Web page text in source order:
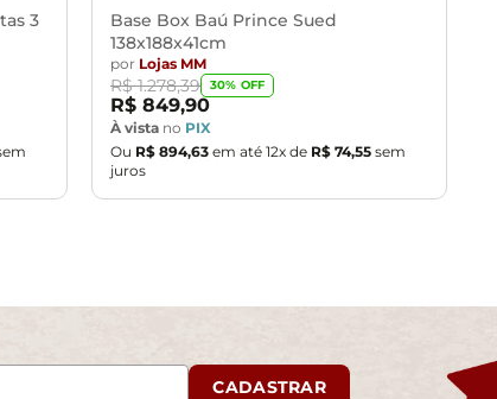
e/ou corredores, evitando assim futuros
3
Base Box Baú Prince Sued
138x188x41cm
por Lojas MM
R$ 1.278,39 30% OFF
R$ 849,90
À vista no PIX
Ou R$ 894,63 em até 12x de R$ 74,55 sem
juros
CADASTRAR